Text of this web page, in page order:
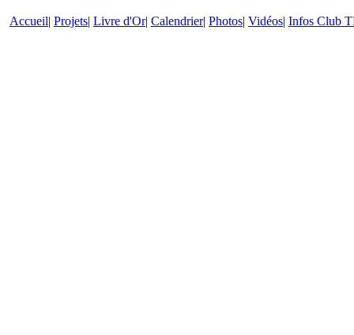
Accueil| Projets| Livre d'Or| Calendrier| Photos| Vidéos| Infos Club